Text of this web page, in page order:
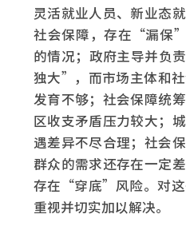
灵活就业人员、新业态
社会保障，存在“漏
的情况；政府主导并负
独大”，而市场主体和
发育不够；社会保障统
区收支矛盾压力较大；
遇差异不尽合理；社会
群众的需求还存在一定
存在“穿底”风险。对这
重视并切实加以解决。